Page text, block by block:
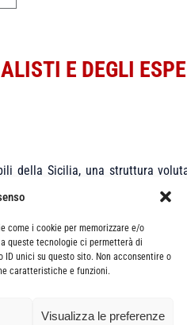
come i cookie per memorizzare e/o
queste tecnologie ci permetterà di
unici su questo sito. Non acconsentire o
caratteristiche e funzioni.
Visualizza le preferenze
E DEGLI
della Sicilia, una struttura
competenze e del ruolo
dell’Ordine di
sono state avviate a